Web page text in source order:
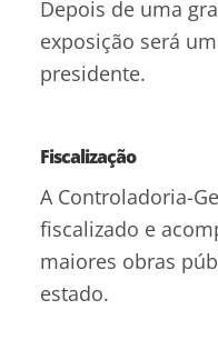
Depois de uma
exposição será
presidente.
Fiscalização
A Controladoria-
fiscalizado e
maiores obras
estado.